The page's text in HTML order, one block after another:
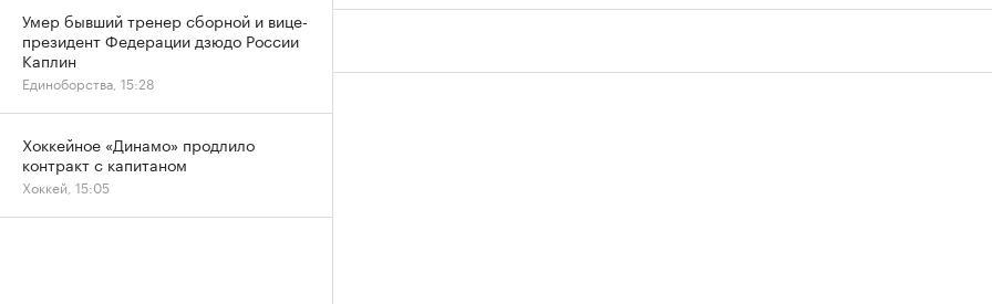
Умер бывший тренер сборной и вице-
президент Федерации дзюдо России
Каплин
Единоборства, 15:28
Хоккейное «Динамо» продлило
контракт с капитаном
Хоккей, 15:05